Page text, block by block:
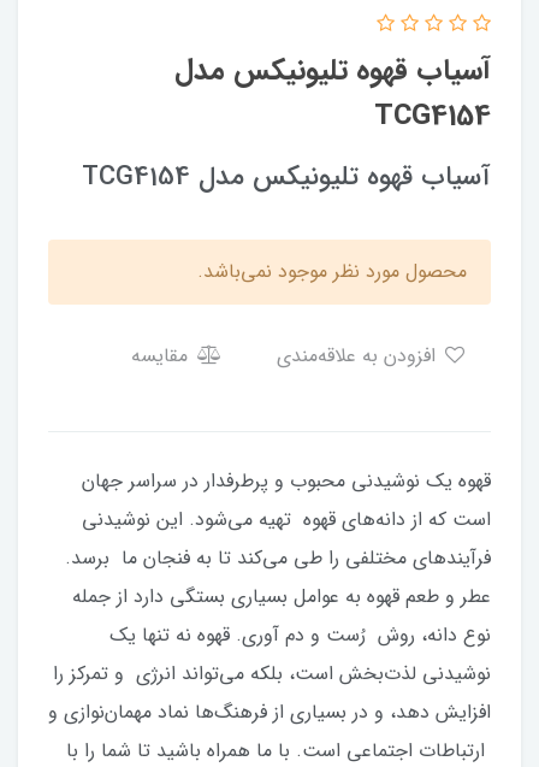
آسیاب قهوه تلیونیکس مدل
TCG4154
آسیاب قهوه تلیونیکس مدل TCG4154
محصول مورد نظر موجود نمی‌باشد.
مقایسه
قهوه یک نوشیدنی محبوب و پرطرفدار در سراسر جهان
است که از دانه‌های قهوه تهیه می‌شود. این نوشیدنی
فرآیندهای مختلفی را طی می‌کند تا به فنجان ما برسد.
عطر و طعم قهوه به عوامل بسیاری بستگی دارد از جمله
نوع دانه، روش رُست و دم آوری. قهوه نه تنها یک
نوشیدنی لذت‌بخش است، بلکه می‌تواند انرژی و تمرکز را
افزایش دهد، و در بسیاری از فرهنگ‌ها نماد مهمان‌نوازی و
ارتباطات اجتماعی است. با ما همراه باشید تا شما را با